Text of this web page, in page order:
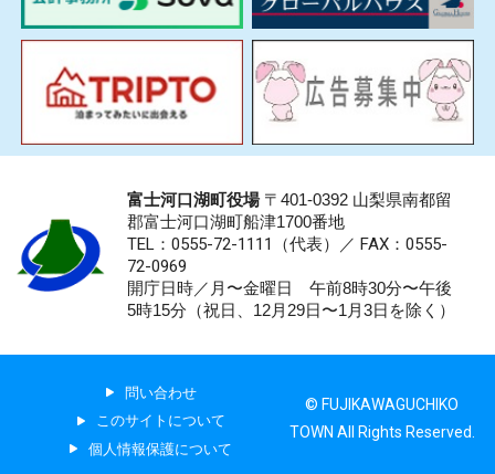
富士河口湖町役場〒401-0392 山梨県南都留
郡富士河口湖町船津1700番地
TEL：0555-72-1111 （代表）／ FAX：0555-
72-0969
開庁日時／月〜金曜日 午前8時30分〜午後
5時15分（祝日、12月29日〜1月3日を除く）
問い合わせ
このサイトについて
個人情報保護について
© FUJIKAWAGUCHIKO
TOWN All Rights Reserved.